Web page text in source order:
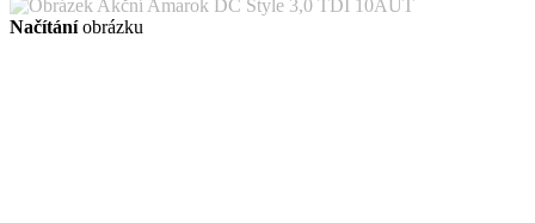
Načítáníobrázku